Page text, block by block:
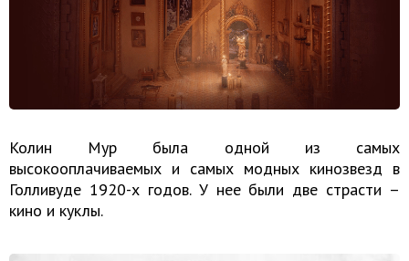
Колин Мур была одной из самых
высокооплачиваемых и самых модных кинозвезд в
Голливуде 1920-х годов. У нее были две страсти –
кино и куклы.